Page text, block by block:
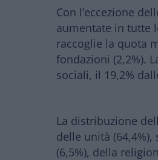
Con l’eccezione
aumentate in tutte
raccoglie la quota
fondazioni (2,2%).
sociali, il 19,2%
La distribuzione
delle unità
(6,5%), della